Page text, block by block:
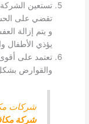
تستعين الشركة
تقضي على
و يتم إزالة
يؤذي الأطفال
تعتمد على
والقوارض
شركات
شركة